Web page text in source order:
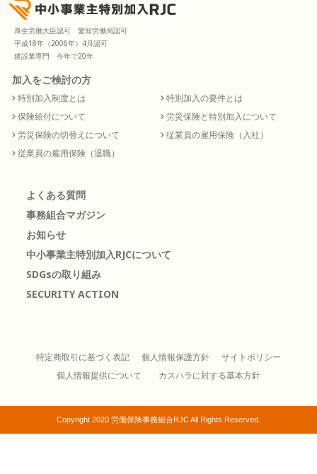
厚生労働大臣認可 愛知労働局認可
平成18年（2006年）4月認可
建設業専門 今年で20年
加入をご検討の方
特別加入制度とは
特別加入の要件とは
保険給付について
労災保険と特別加入について
労災保険の切替えについて
従業員の雇用保険（入社）
従業員の雇用保険（退職）
よくある質問
事務組合マガジン
お知らせ
中小事業主特別加入RJCについて
SDGsの取り組み
SECURITY ACTION
特定商取引に基づく表記 個人情報保護方針
サイトポリシー
個人情報提供について
カスハラに対する基本方針
Copyright 2020 労働保険事務組合RJC All Rights Reserved.